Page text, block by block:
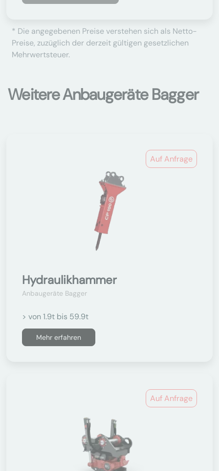
* Die angegebenen Preise verstehen sich als Netto-
Preise, zuzüglich der derzeit gültigen gesetzlichen
Mehrwertsteuer.
Weitere Anbaugeräte Bagger
Auf Anfrage
Hydraulikhammer
Anbaugeräte Bagger
> von 1.9t bis 59.9t
Mehr erfahren
Auf Anfrage